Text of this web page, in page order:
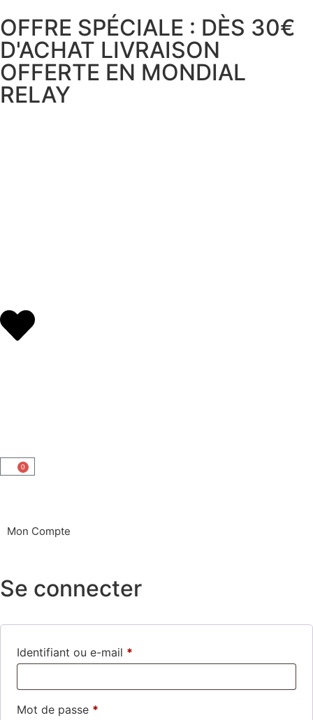
OFFRE SPÉCIALE : DÈS 30€
D'ACHAT LIVRAISON
OFFERTE EN MONDIAL
RELAY
0
Mon Compte
Se connecter
Identifiant ou e-mail *
Mot de passe *